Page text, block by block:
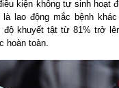
kiện không tự sinh hoạt
lao động mắc bệnh
độ khuyết tật từ 81% trở
hoàn toàn.